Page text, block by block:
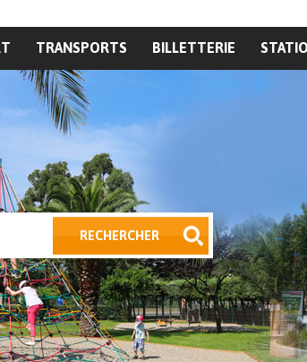
TRANSPORTS BILLETTERIE
RECHERCHER